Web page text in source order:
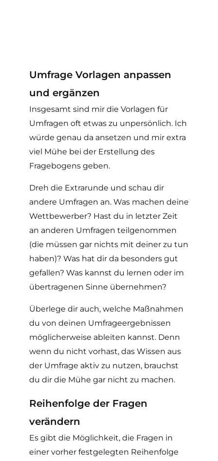
Umfrage Vorlagen anpassen
und ergänzen
Insgesamt sind mir die Vorlagen für
Umfragen oft etwas zu unpersönlich. Ich
würde genau da ansetzen und mir extra
viel Mühe bei der Erstellung des
Fragebogens geben.
Dreh die Extrarunde und schau dir
andere Umfragen an. Was machen deine
Wettbewerber? Hast du in letzter Zeit
an anderen Umfragen teilgenommen
(die müssen gar nichts mit deiner zu tun
haben)? Was hat dir da besonders gut
gefallen? Was kannst du lernen oder im
übertragenen Sinne übernehmen?
Überlege dir auch, welche Maßnahmen
du von deinen Umfrageergebnissen
möglicherweise ableiten kannst. Denn
wenn du nicht vorhast, das Wissen aus
der Umfrage aktiv zu nutzen, brauchst
du dir die Mühe gar nicht zu machen.
Reihenfolge der Fragen
verändern
Es gibt die Möglichkeit, die Fragen in
einer vorher festgelegten Reihenfolge